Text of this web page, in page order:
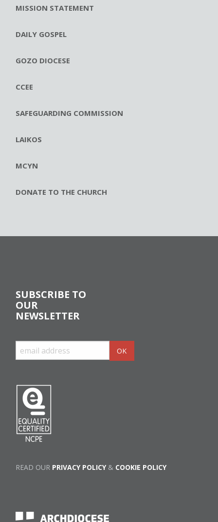
MISSION STATEMENT
DAILY GOSPEL
GOZO DIOCESE
CCEE
SAFEGUARDING COMMISSION
LAIKOS
MCYN
DONATE TO THE CHURCH
SUBSCRIBE TO
OUR
NEWSLETTER
READ OUR PRIVACY POLICY& COOKIE POLICY